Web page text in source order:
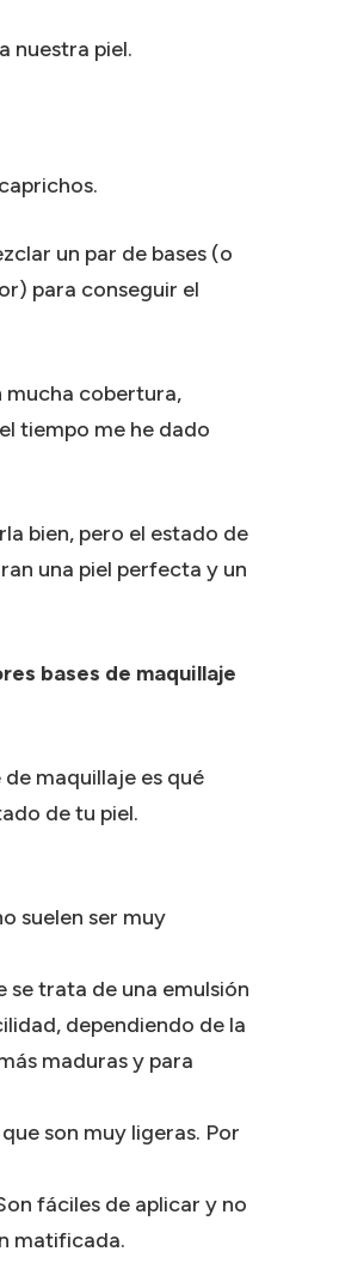
nuestra piel.
un par de bases (o
para conseguir el
mucha cobertura,
tiempo me he dado
bien, pero el estado de
una piel perfecta y un
bases de maquillaje
maquillaje es qué
de tu piel.
suelen ser muy
se trata de una emulsión
dependiendo de la
maduras y para
son muy ligeras. Por
fáciles de aplicar y no
matificada.